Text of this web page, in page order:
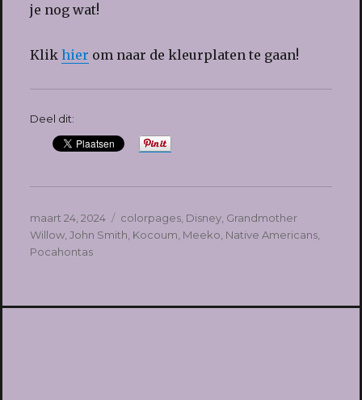
je nog wat!
Klik hier om naar de kleurplaten te gaan!
Deel dit:
Geplaatst
op
maart 24, 2024 Tags
colorpages, Disney, Grandmother
Willow, John Smith Kocoum Meeko Native Americans,
Pocahontas